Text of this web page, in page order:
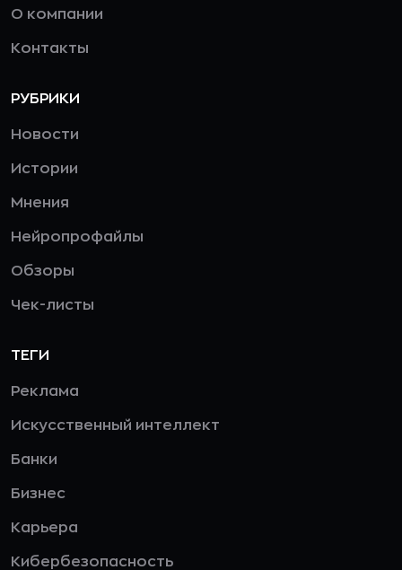
О компании
Контакты
РУБРИКИ
Новости
Истории
Мнения
Нейропрофайлы
Обзоры
Чек-листы
ТЕГИ
Реклама
Искусственный интеллект
Банки
Бизнес
Карьера
Кибербезопасность